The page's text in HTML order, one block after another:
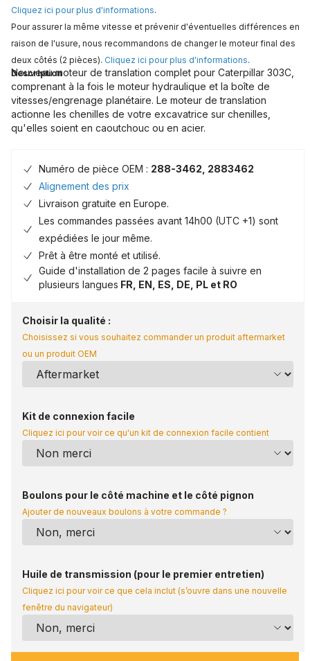
Cliquez ici pour plus d'informations.
Pour assurer la même vitesse et prévenir d'éventuelles différences en
raison de l'usure, nous recommandons de changer le moteur final des
deux côtés (2 pièces). Cliquez ici pour plus d'informations.
Description
Nouveau moteur de translation complet pour Caterpillar 303C,
comprenant à la fois le moteur hydraulique et la boîte de
vitesses/engrenage planétaire. Le moteur de translation
actionne les chenilles de votre excavatrice sur chenilles,
qu'elles soient en caoutchouc ou en acier.
Numéro de pièce OEM : 288-3462, 2883462
Alignement des prix
Livraison gratuite en Europe.
Les commandes passées avant 14h00 (UTC +1) sont
expédiées le jour même.
Prêt à être monté et utilisé.
Guide d'installation de 2 pages facile à suivre en
plusieurs langues FR, EN, ES, DE, PL et RO
Choisir la qualité :
Choisissez si vous souhaitez commander un produit aftermarket
ou un produit OEM
Kit de connexion facile
Cliquez ici pour voir ce qu'un kit de connexion facile contient
Boulons pour le côté machine et le côté pignon
Ajouter de nouveaux boulons à votre commande ?
Huile de transmission (pour le premier entretien)
Cliquez ici pour voir ce que cela inclut (s’ouvre dans une nouvelle
fenêtre du navigateur)